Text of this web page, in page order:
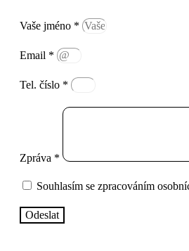
Vaše jméno *
Email *
Tel. číslo *
Zpráva *
Souhlasím se zpracováním
Odeslat